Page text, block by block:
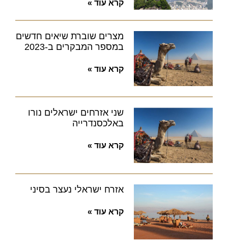
קרא עוד »
מצרים שוברת שיאים חדשים
במספר המבקרים ב-2023
קרא עוד »
שני אזרחים ישראלים נורו
באלכסנדרייה
קרא עוד »
אזרח ישראלי נעצר בסיני
קרא עוד »